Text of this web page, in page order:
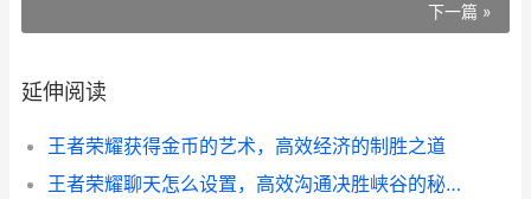
下一篇 »
延伸阅读
王者荣耀获得金币的艺术，高效经济的制胜之道
王者荣耀聊天怎么设置，高效沟通决胜峡谷的秘诀